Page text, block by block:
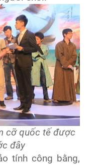
cỡ quốc tế được
đây
tính công bằng,